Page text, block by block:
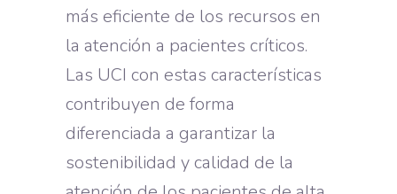
más eficiente de los recursos en
la atención a pacientes críticos.
Las UCI con estas características
contribuyen de forma
diferenciada a garantizar la
sostenibilidad y calidad de la